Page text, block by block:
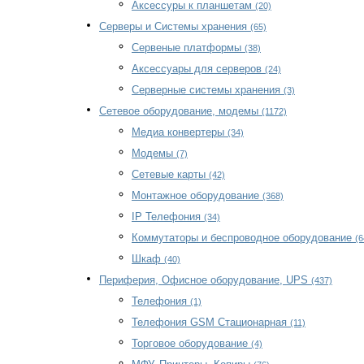
Аксессуры к планшетам (20)
Серверы и Системы хранения (65)
Сервеные платформы (38)
Аксессуары для серверов (24)
Серверные системы хранения (3)
Сетевое оборудование, модемы (1172)
Медиа конвертеры (34)
Модемы (7)
Сетевые карты (42)
Монтажное оборудование (368)
IP Телефония (34)
Коммутаторы и беспроводное оборудование
Шкаф (40)
Периферия, Офисное оборудование, UPS (437)
Телефония (1)
Телефония GSM Стационарная (11)
Торговое оборудование (4)